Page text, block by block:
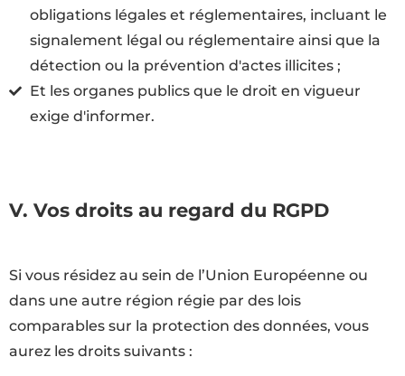
obligations légales et réglementaires, incluant le
signalement légal ou réglementaire ainsi que la
détection ou la prévention d'actes illicites ;
Et les organes publics que le droit en vigueur
exige d'informer.
V. Vos droits au regard du RGPD
Si vous résidez au sein de l’Union Européenne ou
dans une autre région régie par des lois
comparables sur la protection des données, vous
aurez les droits suivants :